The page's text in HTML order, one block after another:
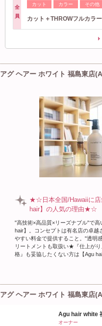
全
員
カット カラー その他
カット＋THROWフルカラ
アグ ヘアー ホワイト 福島東店
★☆日本全国/Hawaiiに店
hair】の人気の理由★☆
"高技術×高品質×リーズナブル"で
hair】。コンセプトは有名店の卓越
やすい料金で提供すること。"透明
リートメントも取扱い★『仕上が
格』も妥協したくない方は【Agu
アグ ヘアー ホワイト 福島東店
Agu hair white
オーナー